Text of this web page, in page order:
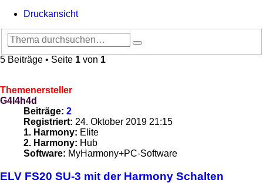
Druckansicht
Suche
Suche
5 Beiträge • Seite 1 von 1
Themenersteller
G4l4h4d
Beiträge: 2
Registriert: 24. Oktober 2019 21:15
1. Harmony: Elite
2. Harmony: Hub
Software: MyHarmony+PC-Software
ELV FS20 SU-3 mit der Harmony Schalten